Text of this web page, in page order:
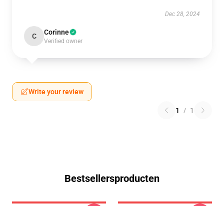
Dec 28, 2024
C Corinne
Verified owner
Write your review
1 / 1
Bestsellersproducten